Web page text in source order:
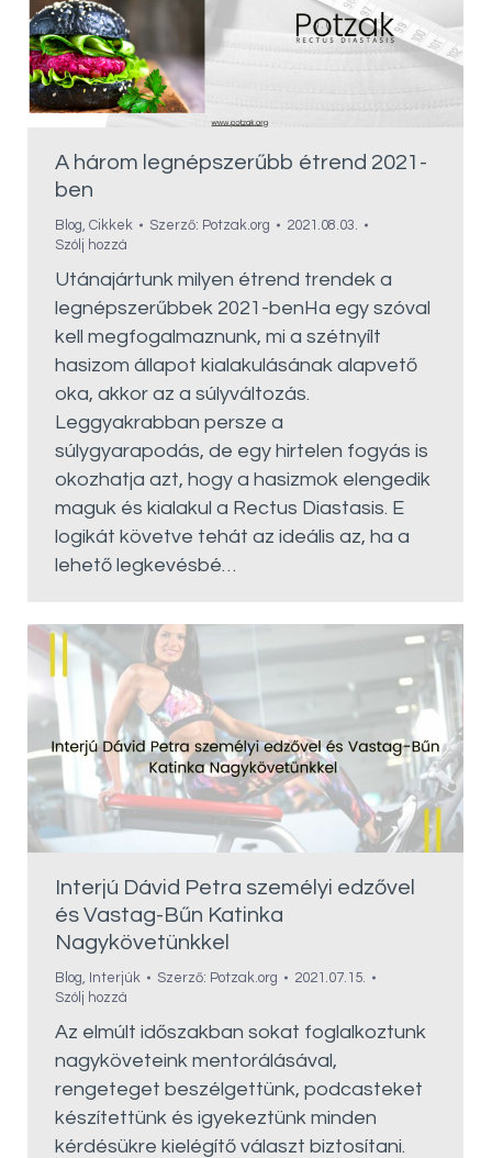
A három legnépszerűbb étrend 2021-
ben
Blog, Cikkek Szerző: Potzak.org
2021.08.03.
Szólj hozzá
Utánajártunk milyen étrend trendek a
legnépszerűbbek 2021-benHa egy szóval
kell megfogalmaznunk, mi a szétnyílt
hasizom állapot kialakulásának alapvető
oka, akkor az a súlyváltozás.
Leggyakrabban persze a
súlygyarapodás, de egy hirtelen fogyás is
okozhatja azt, hogy a hasizmok elengedik
maguk és kialakul a Rectus Diastasis. E
logikát követve tehát az ideális az, ha a
lehető legkevésbé…
Interjú Dávid Petra személyi edzővel
és Vastag-Bűn Katinka
Nagykövetünkkel
Blog, Interjúk Szerző: Potzak.org
2021.07.15.
Szólj hozzá
Az elmúlt időszakban sokat foglalkoztunk
nagyköveteink mentorálásával,
rengeteget beszélgettünk, podcasteket
készítettünk és igyekeztünk minden
kérdésükre kielégítő választ biztosítani.